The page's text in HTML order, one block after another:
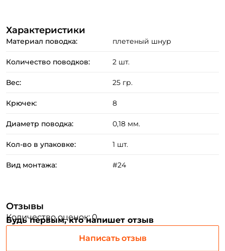
Характеристики
Материал поводка: плетеный шнур
Количество поводков: 2 шт.
Вес: 25 гр.
Крючек: 8
Диаметр поводка: 0,18 мм.
Кол-во в упаковке: 1 шт.
Вид монтажа: #24
Отзывы
Количество оценок: 0
Будь первым, кто напишет отзыв
Написать отзыв
ФИО: *
Номер телефона: *
Повторите пароль: *
У меня уже есть аккаунт